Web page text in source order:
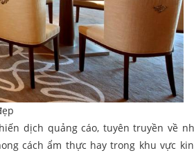
dịch quảng cáo, tuyên truyền về
cách ẩm thực hay trong khu vực